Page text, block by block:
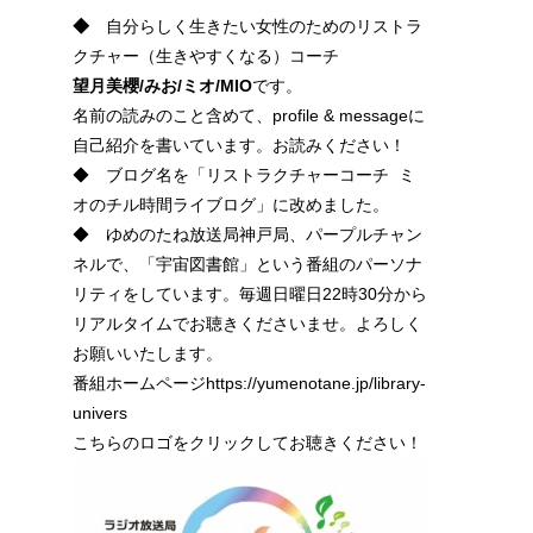
◆
自分らしく生きたい女性のためのリストラ
クチャー（生きやすくなる）コーチ
望月美櫻/みお/ミオ/MIOです。
名前の読みのこと含めて、profile & messageに
自己紹介を書いています。お読みください！
◆ ブログ名を「リストラクチャーコーチ ミ
オのチル時間ライブログ」に改めました。
◆ ゆめのたね放送局神戸局、パープルチャン
ネルで、「宇宙図書館」という番組のパーソナ
リティをしています。毎週日曜日22時30分から
リアルタイムでお聴きくださいませ。よろしく
お願いいたします。
番組ホームページhttps://yumenotane.jp/library-
univers
こちらのロゴをクリックしてお聴きください！